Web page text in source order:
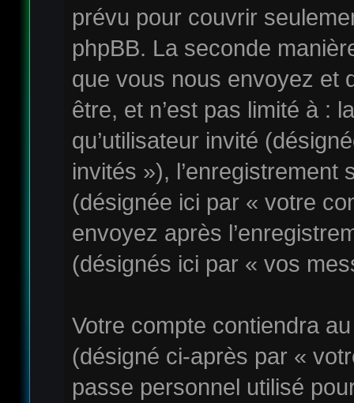
prévu pour couvrir
phpBB. La seconde
que vous nous envoyez et
être, et n’est pas limité à :
qu’utilisateur invité
invités »),
(désignée ici par « votre
envoyez après
(désignés ici par « vos
Votre compte contiendra
(désigné ci-après par «
passe personnel utilisé